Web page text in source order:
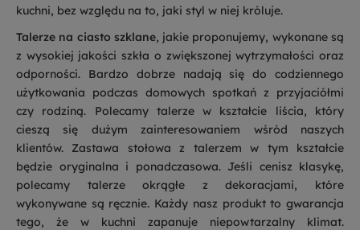
kuchni, bez względu na to, jaki styl w niej króluje.
Talerze na ciasto szklane, jakie proponujemy, wykonane są
z wysokiej jakości szkła o zwiększonej wytrzymałości oraz
odporności. Bardzo dobrze nadają się do codziennego
użytkowania podczas domowych spotkań z przyjaciółmi
czy rodziną. Polecamy talerze w kształcie liścia, który
cieszą się dużym zainteresowaniem wśród naszych
klientów. Zastawa stołowa z talerzem w tym kształcie
będzie oryginalna i ponadczasowa. Jeśli cenisz klasykę,
polecamy talerze okrągłe z dekoracjami, które
wykonywane są ręcznie. Każdy nasz produkt to gwarancja
tego, że w kuchni zapanuje niepowtarzalny klimat.